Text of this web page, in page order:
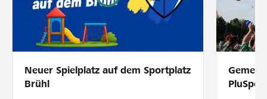
Parrainer
Soutien & assistance
Partenaires / Banques Raiffeisen
Neuer Spielplatz auf dem Sportplatz
Brühl